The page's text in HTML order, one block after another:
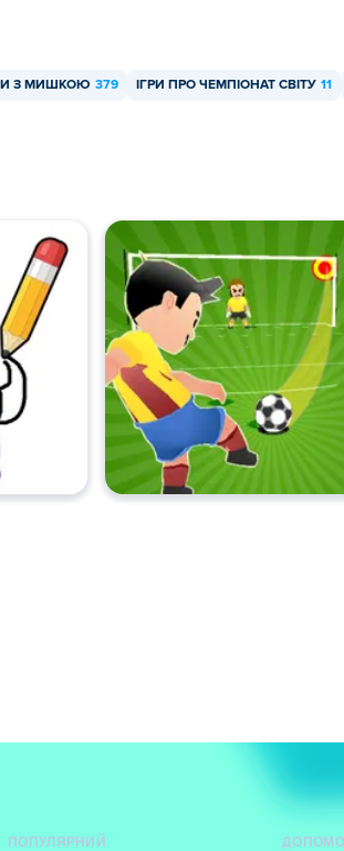
З МИШКОЮ 379 ІГРИ ПРО ЧЕМПІОНАТ СВІТУ 11
ПОПУЛЯРНИЙ